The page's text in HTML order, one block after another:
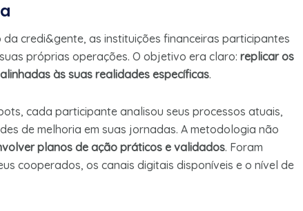
credi&gente, as instituições financeiras participantes
próprias operações. O objetivo era claro: replicar os
às suas realidades específicas.
cada participante analisou seus processos atuais,
de melhoria em suas jornadas. A metodologia não
planos de ação práticos e validados. Foram
cooperados, os canais digitais disponíveis e o nível de